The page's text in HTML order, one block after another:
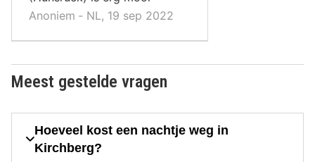
Anoniem ‐ NL, 19 sep 2022
Meest gestelde vragen
Hoeveel kost een nachtje weg in
Kirchberg?